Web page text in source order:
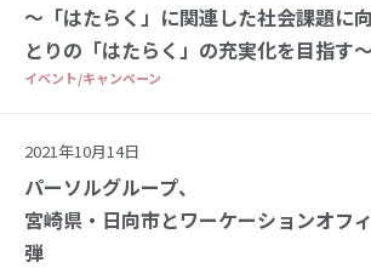
～「はたらく」に関連した社会課題に
とりの「はたらく」の充実化を目指す
イベント/キャンペーン
2021年10月14日
パーソルグループ、
宮崎県・日向市とワーケーションオフ
弾